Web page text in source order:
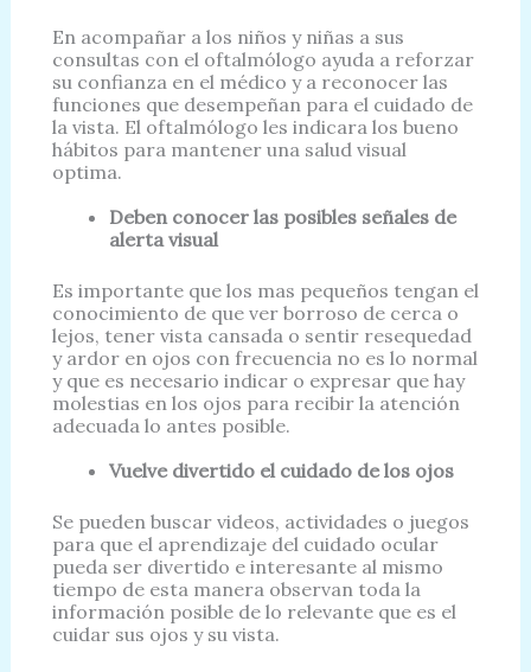
En acompañar a los niños y niñas a sus
consultas con el oftalmólogo ayuda a reforzar
su confianza en el médico y a reconocer las
funciones que desempeñan para el cuidado de
la vista. El oftalmólogo les indicara los bueno
hábitos para mantener una salud visual
optima.
Deben conocer las posibles señales de
alerta visual
Es importante que los mas pequeños tengan el
conocimiento de que ver borroso de cerca o
lejos, tener vista cansada o sentir resequedad
y ardor en ojos con frecuencia no es lo normal
y que es necesario indicar o expresar que hay
molestias en los ojos para recibir la atención
adecuada lo antes posible.
Vuelve divertido el cuidado de los ojos
Se pueden buscar videos, actividades o juegos
para que el aprendizaje del cuidado ocular
pueda ser divertido e interesante al mismo
tiempo de esta manera observan toda la
información posible de lo relevante que es el
cuidar sus ojos y su vista.